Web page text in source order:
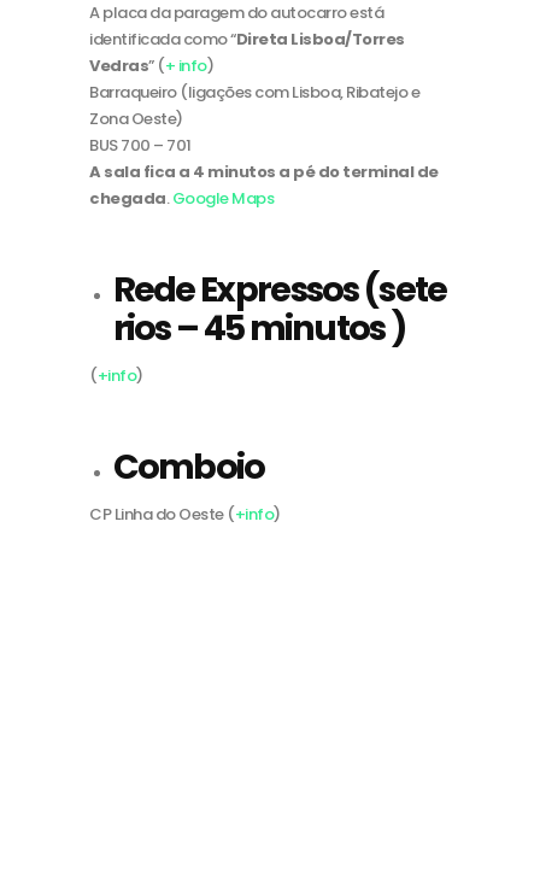
A placa da paragem do autocarro está
identificada como “Direta Lisboa/Torres
Vedras” (+ info)
Barraqueiro (ligações com Lisboa, Ribatejo e
Zona Oeste)
BUS 700 – 701
A sala fica a 4 minutos a pé do terminal de
chegada.Google Maps
Rede Expressos (sete
rios – 45 minutos )
(+info)
Comboio
CP Linha do Oeste (+info)